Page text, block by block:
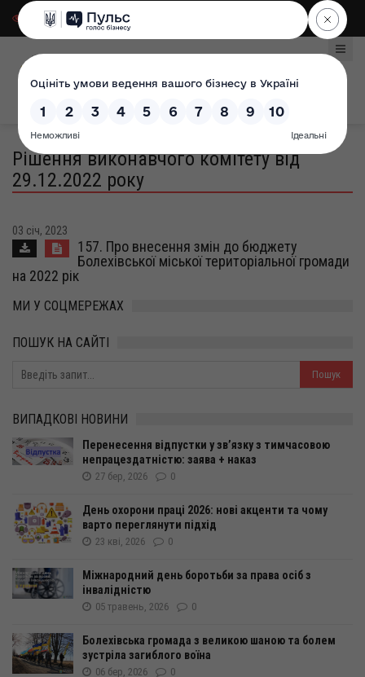
Для слабозорих|
Рішення виконавчого комітету від
29.12.2022 року
03 січ, 2023
157. Про внесення змін до бюджету
Болехівської міської територіальної громади
на 2022 рік
МИ У СОЦМЕРЕЖАХ
ПОШУК НА САЙТІ
ВИПАДКОВІ НОВИНИ
Перенесення відпустки у зв’язку з тимчасовою
непрацездатністю: заява + наказ
27 бер, 2026 0
День охорони праці 2026: нові акценти та чому
варто переглянути підхід
23 кві, 2026 0
Міжнародний день боротьби за права осіб з
інвалідністю
05 травень, 2026 0
Болехівська громада з великою шаною та болем
зустріла загиблого воїна
06 бер, 2026 0